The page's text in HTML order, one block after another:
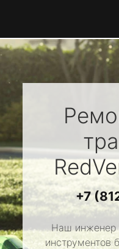
+7
Наш инженер
инструментов